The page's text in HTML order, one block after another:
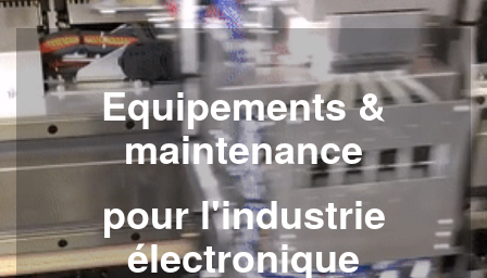
Equipements &
maintenance
pour l'industrie
électronique